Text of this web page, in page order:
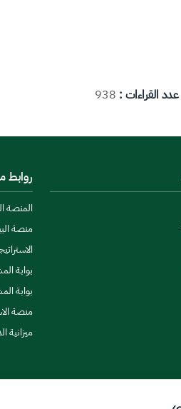
عدد القراءات : 938
روابط
المنصة
منصة
بوابة
بوابة
منصة
ميزانية